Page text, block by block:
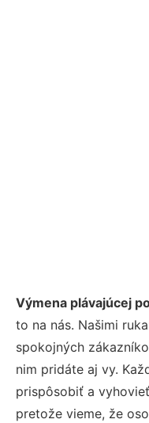
Výmena plávajúcej
to na nás. Našimi
spokojných
nim pridáte aj vy.
prispôsobiť a
pretože vieme, že